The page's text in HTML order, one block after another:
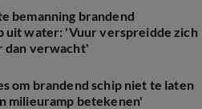
bemanning brandend
uit water: 'Vuur verspreidde zich
dan verwacht'
om brandend schip niet te laten
milieuramp betekenen'